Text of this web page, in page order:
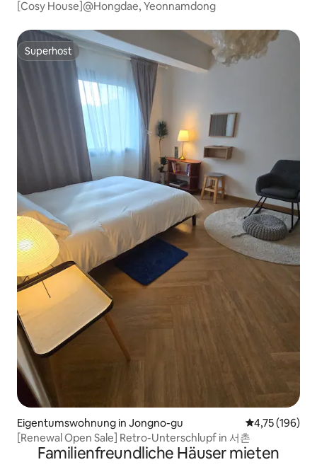
[Cosy House]@Hongdae, Yeonnamdong
Superhost
Superhost
Eigentumswohnung in Jongno-gu
4,75 (196)
[Renewal Open Sale] Retro-Unterschlupf in 서촌
Familienfreundliche Häuser mieten